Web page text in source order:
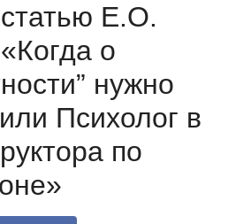
Е.О.
о
нужно
Психолог в
по